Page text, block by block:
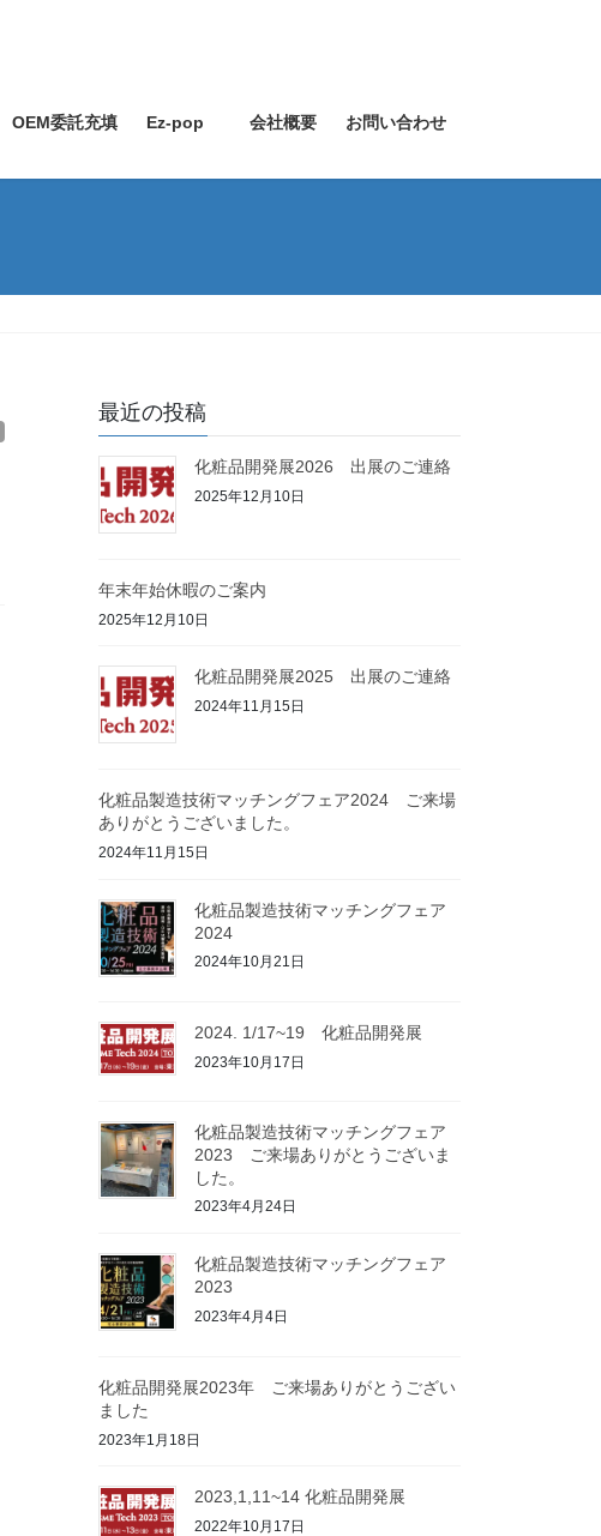
OEM委託充填 Ez-pop 会社概要 お問い合わせ
最近の投稿
化粧品開発展2026 出展のご連絡
2025年12月10日
年末年始休暇のご案内
2025年12月10日
化粧品開発展2025 出展のご連絡
2024年11月15日
化粧品製造技術マッチングフェア2024 ご来場
ありがとうございました。
2024年11月15日
化粧品製造技術マッチングフェア
2024
2024年10月21日
2024. 1/17~19 化粧品開発展
2023年10月17日
化粧品製造技術マッチングフェア
2023 ご来場ありがとうございま
した。
2023年4月24日
化粧品製造技術マッチングフェア
2023
2023年4月4日
化粧品開発展2023年 ご来場ありがとうござい
ました
2023年1月18日
2023,1,11~14 化粧品開発展
2022年10月17日